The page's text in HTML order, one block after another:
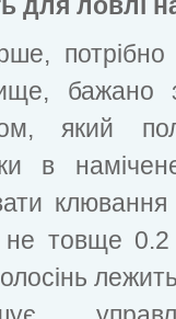
потрібно
бажано
який
в
не товще